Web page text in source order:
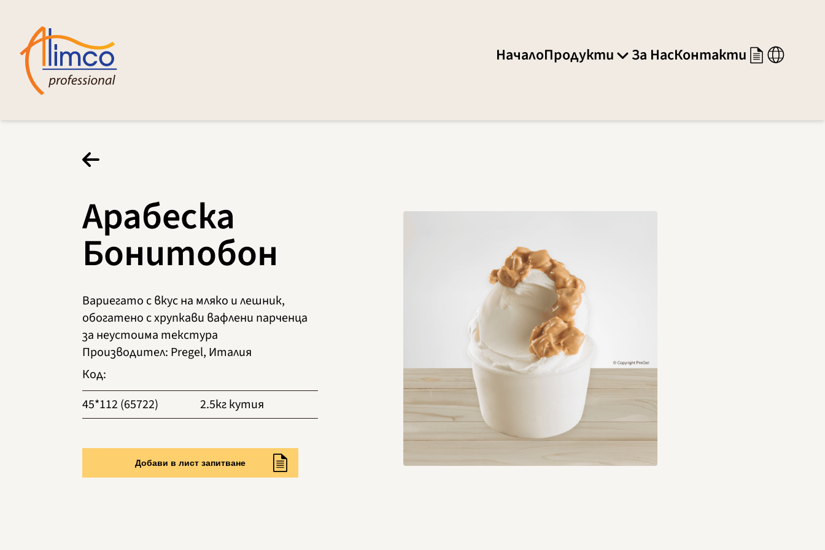
НачалоПродукти За НасКонтакти
Арабеска
Бонитобон
Вариегато с вкус на мляко и лешник,
обогатено с хрупкави вафлени парченца
за неустоима текстура
Производител: Pregel, Италия
Код:
45*112 (65722)
2.5кг кутия
Добави в лист запитване